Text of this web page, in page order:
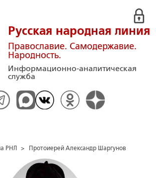
Русская народная линия
Православие. Самодержавие.
Народность.
Информационно-аналитическая
служба
РНЛ > Протоиерей Александр Шаргунов